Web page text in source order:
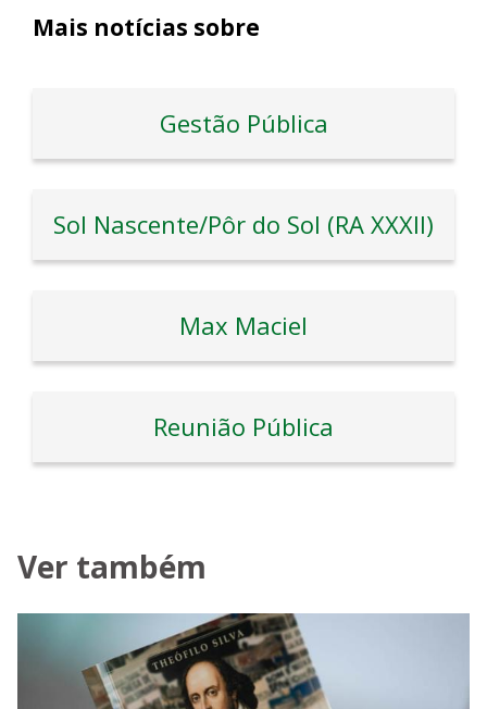
Mais notícias sobre
Gestão Pública
Sol Nascente/Pôr do Sol (RA XXXII)
Max Maciel
Reunião Pública
Ver também